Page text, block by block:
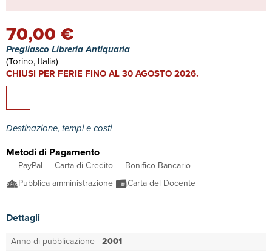
70,00 €
Pregliasco Libreria Antiquaria
(Torino, Italia)
CHIUSI PER FERIE FINO AL 30 AGOSTO 2026.
Destinazione, tempi e costi
Metodi di Pagamento
PayPal Carta di Credito
Bonifico Bancario
Pubblica amministrazione
Carta del Docente
Dettagli
Anno di pubblicazione 2001